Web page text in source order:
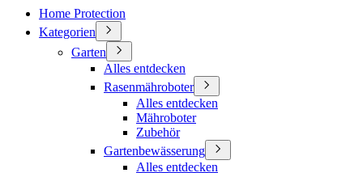
Home Protection
Kategorien
Garten
Alles entdecken
Rasenmähroboter
Alles entdecken
Mähroboter
Zubehör
Gartenbewässerung
Alles entdecken